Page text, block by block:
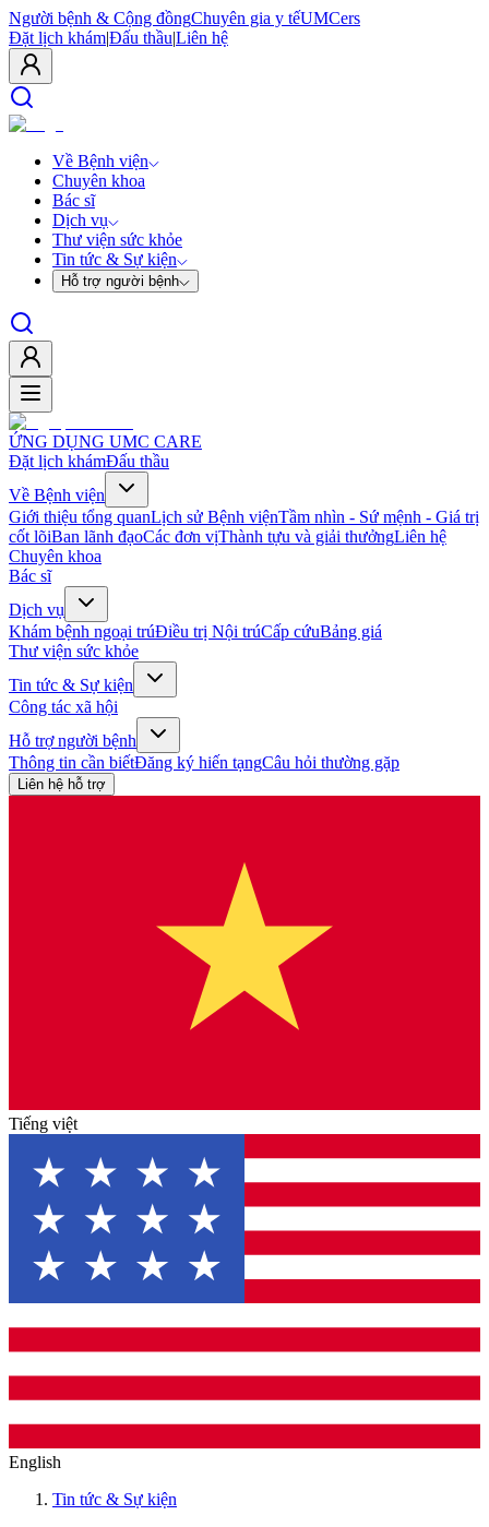
Người bệnh & Cộng đồngChuyên gia y tếUMCers
Đặt lịch khám|Đấu thầu|Liên hệ
Về Bệnh viện
Chuyên khoa
Bác sĩ
Dịch vụ
Thư viện sức khỏe
Tin tức & Sự kiện
Hỗ trợ người bệnh
ỨNG DỤNG UMC CARE
Đặt lịch khámĐấu thầu
Về Bệnh viện
Giới thiệu tổng quanLịch sử Bệnh việnTầm nhìn - Sứ mệnh - Giá trị
cốt lõiBan lãnh đạoCác đơn vịThành tựu và giải thưởngLiên hệ
Chuyên khoa
Bác sĩ
Dịch vụ
Khám bệnh ngoại trúĐiều trị Nội trúCấp cứuBảng giá
Thư viện sức khỏe
Tin tức & Sự kiện
Công tác xã hội
Hỗ trợ người bệnh
Thông tin cần biếtĐăng ký hiến tạngCâu hỏi thường gặp
Liên hệ hỗ trợ
Tiếng việt
English
Tin tức & Sự kiện